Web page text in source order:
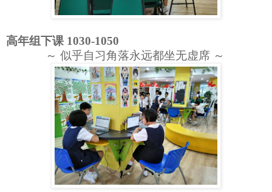
高年组下课 1030-1050
～ 似乎自习角落永远都坐无虚席 ～